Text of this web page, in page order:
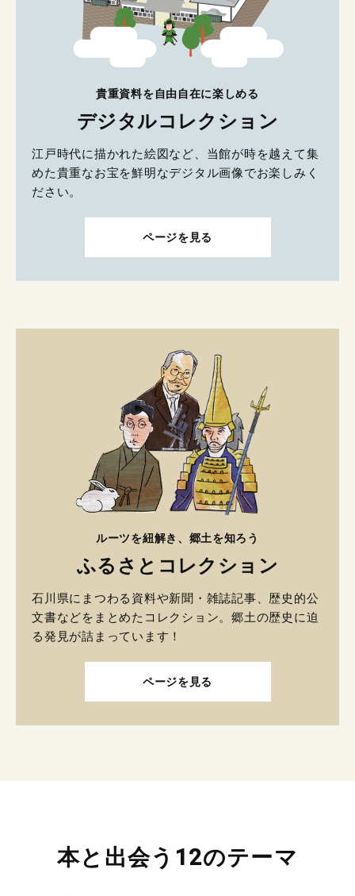
貴重資料を自由自在に楽しめる
デジタルコレクション
江戸時代に描かれた絵図など、当館が時を越えて集
めた貴重なお宝を鮮明なデジタル画像でお楽しみく
ださい。
ページを見る
ルーツを紐解き、郷土を知ろう
ふるさとコレクション
石川県にまつわる資料や新聞・雑誌記事、歴史的公
文書などをまとめたコレクション。郷土の歴史に迫
る発見が詰まっています！
ページを見る
本と出会う12のテーマ